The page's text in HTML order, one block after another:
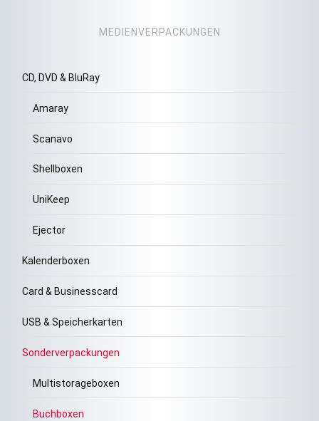
MEDIENVERPACKUNGEN
CD, DVD & BluRay
Amaray
Scanavo
Shellboxen
UniKeep
Ejector
Kalenderboxen
Card & Businesscard
USB & Speicherkarten
Sonderverpackungen
Multistorageboxen
Buchboxen